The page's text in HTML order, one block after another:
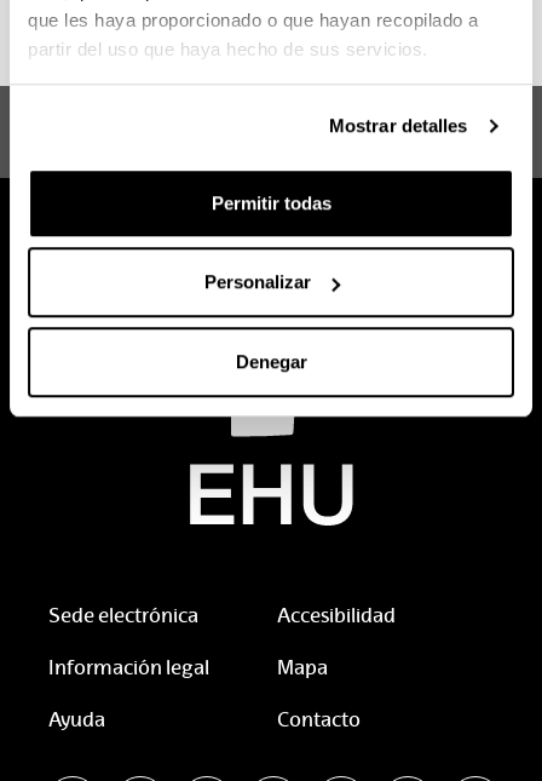
que les haya proporcionado o que hayan recopilado a
partir del uso que haya hecho de sus servicios.
Mostrar detalles
Permitir todas
Personalizar
Denegar
Sugerencias y
Sede electrónica Accesibilidad
Información legal Mapa
Ayuda Contacto